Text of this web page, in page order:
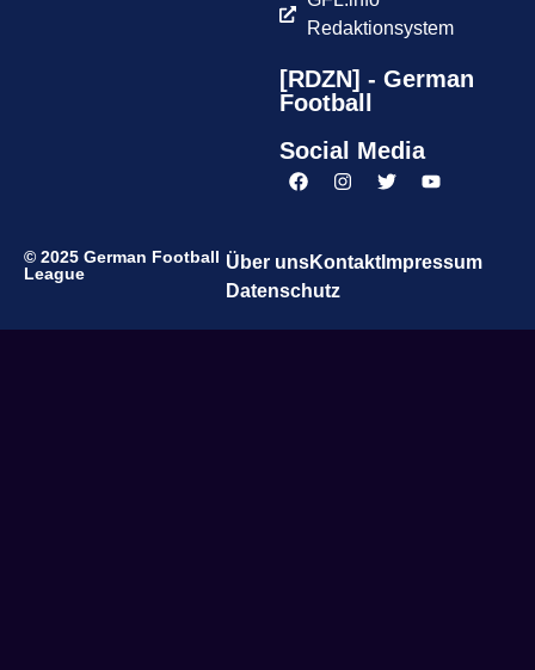
Redaktionsystem
[RDZN] - German
Football
Social Media
© 2025 German Football
League
Über unsKontaktImpressum
Datenschutz